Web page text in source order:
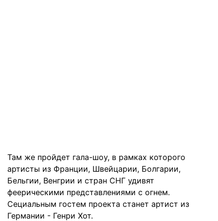
Там же пройдет гала-шоу, в рамках которого
артисты из Франции, Швейцарии, Болгарии,
Бельгии, Венгрии и стран СНГ удивят
феерическими представлениями с огнем.
Сециальным гостем проекта станет артист из
Германии - Генри Хот.